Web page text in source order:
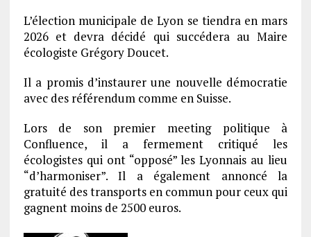
L’élection municipale de Lyon se tiendra en mars
2026 et devra décidé qui succédera au Maire
écologiste Grégory Doucet.
Il a promis d’instaurer une nouvelle démocratie
avec des référendum comme en Suisse.
Lors de son premier meeting politique à
Confluence, il a fermement critiqué les
écologistes qui ont “opposé” les Lyonnais au lieu
“d’harmoniser”. Il a également annoncé la
gratuité des transports en commun pour ceux qui
gagnent moins de 2500 euros.